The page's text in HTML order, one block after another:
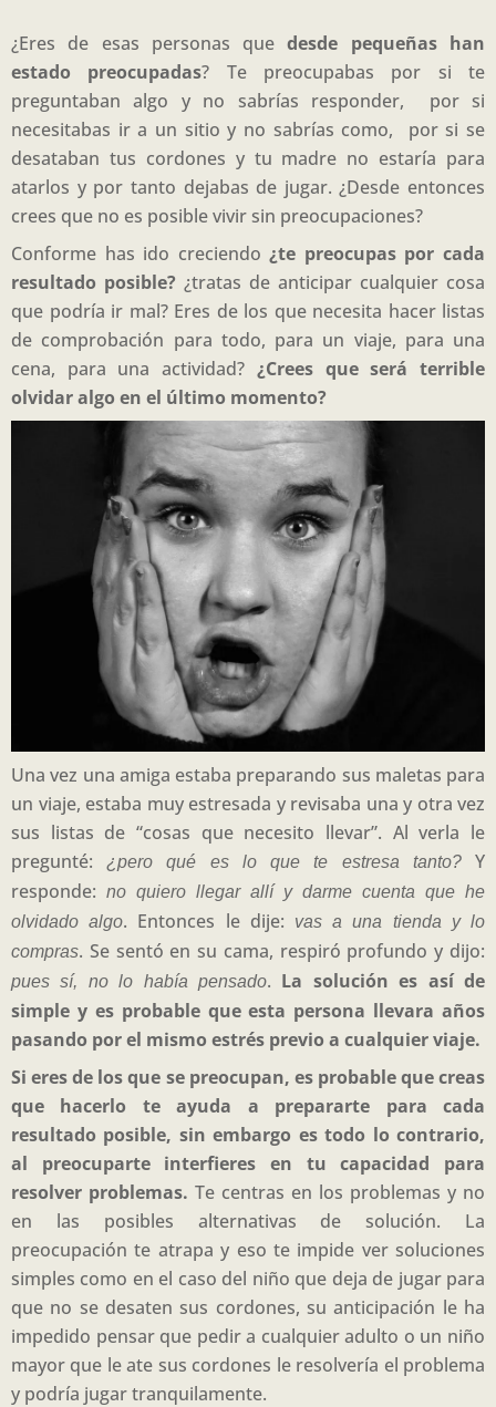
¿Eres de esas personas que desde pequeñas han
estado preocupadas? Te preocupabas por si te
preguntaban algo y no sabrías responder, por si
necesitabas ir a un sitio y no sabrías como, por si se
desataban tus cordones y tu madre no estaría para
atarlos y por tanto dejabas de jugar. ¿Desde entonces
crees que no es posible vivir sin preocupaciones?
Conforme has ido creciendo ¿te preocupas por cada
resultado posible? ¿tratas de anticipar cualquier cosa
que podría ir mal? Eres de los que necesita hacer listas
de comprobación para todo, para un viaje, para una
cena, para una actividad? ¿Crees que será terrible
olvidar algo en el último momento?
Una vez una amiga estaba preparando sus maletas para
un viaje, estaba muy estresada y revisaba una y otra vez
sus listas de “cosas que necesito llevar”. Al verla le
pregunté: ¿pero qué es lo que te estresa tanto?Y
responde: no quiero llegar allí y darme cuenta que he
olvidado algo. Entonces le dije:
vas a una tienda y lo
compras. Se sentó en su cama, respiró profundo y dijo:
pues sí, no lo había pensado. La solución es así de
simple y es probable que esta persona llevara años
pasando por el mismo estrés previo a cualquier viaje.
Si eres de los que se preocupan, es probable que creas
que hacerlo te ayuda a prepararte para cada
resultado posible, sin embargo es todo lo contrario,
al preocuparte interfieres en tu capacidad para
resolver problemas. Te centras en los problemas y no
en las posibles alternativas de solución. La
preocupación te atrapa y eso te impide ver soluciones
simples como en el caso del niño que deja de jugar para
que no se desaten sus cordones, su anticipación le ha
impedido pensar que pedir a cualquier adulto o un niño
mayor que le ate sus cordones le resolvería el problema
y podría jugar tranquilamente.